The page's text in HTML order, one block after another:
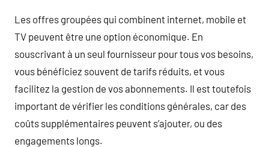
Les offres groupées qui combinent internet, mobile et
TV peuvent être une option économique. En
souscrivant à un seul fournisseur pour tous vos besoins,
vous bénéficiez souvent de tarifs réduits, et vous
facilitez la gestion de vos abonnements. Il est toutefois
important de vérifier les conditions générales, car des
coûts supplémentaires peuvent s’ajouter, ou des
engagements longs.